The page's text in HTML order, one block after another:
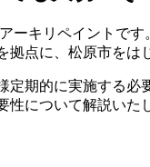
ーキリペイントです
拠点に、松原市をは
定期的に実施する必
性について解説いた